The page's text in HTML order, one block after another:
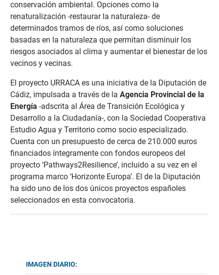
conservación ambiental. Opciones como la
renaturalización -restaurar la naturaleza- de
determinados tramos de ríos, así como soluciones
basadas en la naturaleza que permitan disminuir los
riesgos asociados al clima y aumentar el bienestar de los
vecinos y vecinas.
El proyecto URRACA es una iniciativa de la Diputación de
Cádiz, impulsada a través de la Agencia Provincial de la
Energía -adscrita al Área de Transición Ecológica y
Desarrollo a la Ciudadanía-, con la Sociedad Cooperativa
Estudio Agua y Territorio como socio especializado.
Cuenta con un presupuesto de cerca de 210.000 euros
financiados íntegramente con fondos europeos del
proyecto ‘Pathways2Resilience’, incluido a su vez en el
programa marco ‘Horizonte Europa’. El de la Diputación
ha sido uno de los dos únicos proyectos españoles
seleccionados en esta convocatoria.
IMAGEN DIARIO: